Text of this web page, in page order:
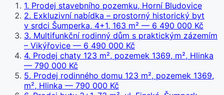
1. Prodej stavebního pozemku, Horní Bludovice
2. Exkluzivní nabídka – prostorný historický byt
v srdci Šumperka, 4+1, 163 m² — 6 490 000 Kč
3. Multifunkční rodinný dům s praktickým zázemím
– Vikýřovice — 6 490 000 Kč
4. Prodej chaty 123 m², pozemek 1369, m², Hlinka
— 790 000 Kč
5. Prodej rodinného domu 123 m², pozemek 1369,
m², Hlinka — 790 000 Kč